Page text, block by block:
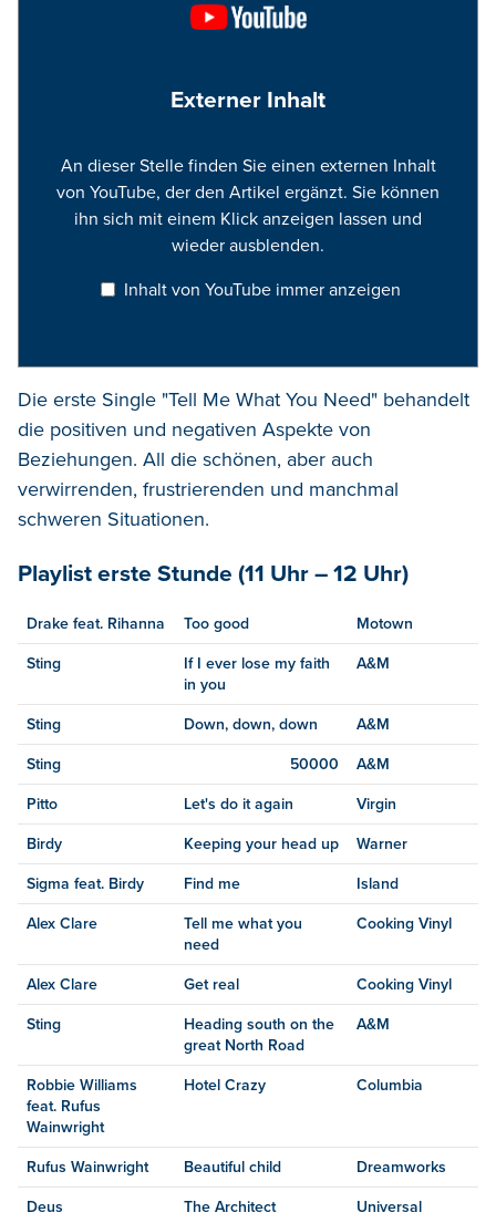
Externer Inhalt
An dieser Stelle finden Sie einen externen Inhalt
von YouTube, der den Artikel ergänzt. Sie können
ihn sich mit einem Klick anzeigen lassen und
wieder ausblenden.
Inhalt von YouTube immer anzeigen
Die erste Single "Tell Me What You Need" behandelt
die positiven und negativen Aspekte von
Beziehungen. All die schönen, aber auch
verwirrenden, frustrierenden und manchmal
schweren Situationen.
Playlist erste Stunde (11 Uhr – 12 Uhr)
Drake feat. Rihanna Too good Motown
Sting
If I ever lose my faith
in you
A&M
Sting Down, down, down A&M
Sting 50000 A&M
Pitto Let's do it again Virgin
Birdy Keeping your head up Warner
Sigma feat. Birdy Find me Island
Alex Clare
Tell me what you
need
Cooking Vinyl
Alex Clare Get real Cooking Vinyl
Sting
Heading south on the
great North Road
A&M
Robbie Williams
feat. Rufus
Wainwright
Hotel Crazy Columbia
Rufus Wainwright Beautiful child Dreamworks
Deus The Architect Universal